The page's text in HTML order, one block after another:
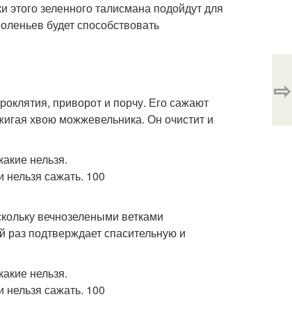
зеленного талисмана подойдут для
будет способствовать
приворот и порчу. Его сажают
хвою можжевельника. Он очистит и
вечнозелеными ветками
подтверждает спасительную и
⇨